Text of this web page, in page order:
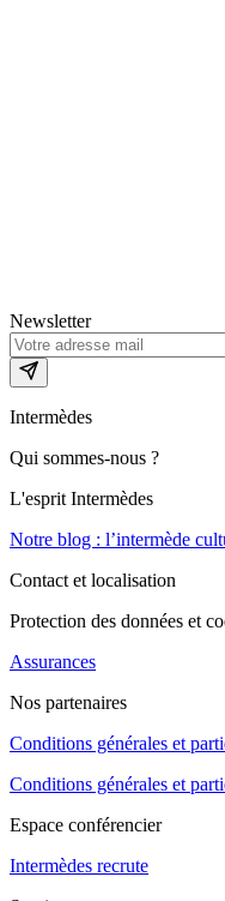
Newsletter
Intermèdes
Qui sommes-nous ?
L'esprit Intermèdes
Notre blog : l’intermède
Contact et localisation
Protection des données et
Assurances
Nos partenaires
Conditions générales et
Conditions générales et
Espace conférencier
Intermèdes recrute